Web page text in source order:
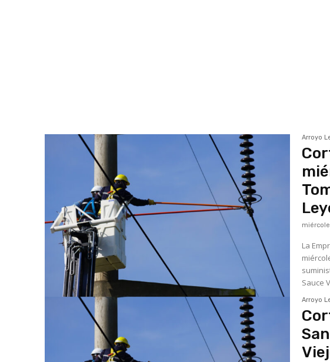
Arroyo
La
Sauce
Arroyo